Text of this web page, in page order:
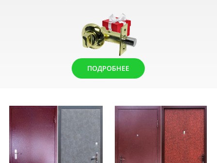
ПОДРОБНЕЕ